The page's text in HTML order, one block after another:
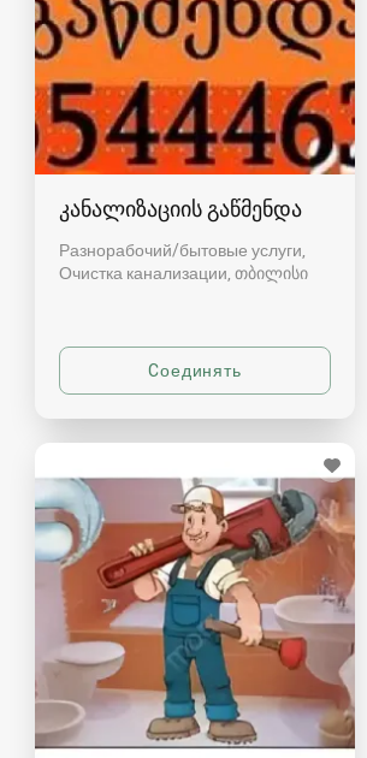
კანალიზაციის გაწმენდა
Разнорабочий/бытовые услуги,
Очистка канализации თბილისი